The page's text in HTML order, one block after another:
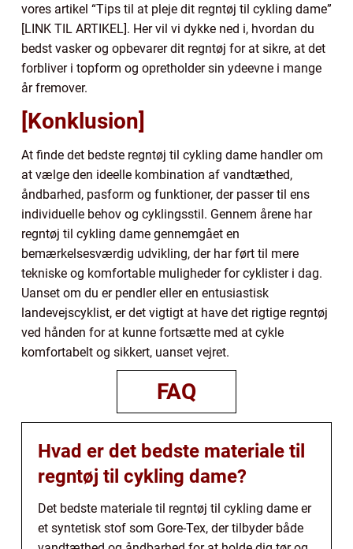
vores artikel “Tips til at pleje dit regntøj til cykling dame”
[LINK TIL ARTIKEL]. Her vil vi dykke ned i, hvordan du
bedst vasker og opbevarer dit regntøj for at sikre, at det
forbliver i topform og opretholder sin ydeevne i mange
år fremover.
[Konklusion]
At finde det bedste regntøj til cykling dame handler om
at vælge den ideelle kombination af vandtæthed,
åndbarhed, pasform og funktioner, der passer til ens
individuelle behov og cyklingsstil. Gennem årene har
regntøj til cykling dame gennemgået en
bemærkelsesværdig udvikling, der har ført til mere
tekniske og komfortable muligheder for cyklister i dag.
Uanset om du er pendler eller en entusiastisk
landevejscyklist, er det vigtigt at have det rigtige regntøj
ved hånden for at kunne fortsætte med at cykle
komfortabelt og sikkert, uanset vejret.
FAQ
Hvad er det bedste materiale til
regntøj til cykling dame?
Det bedste materiale til regntøj til cykling dame er
et syntetisk stof som Gore-Tex, der tilbyder både